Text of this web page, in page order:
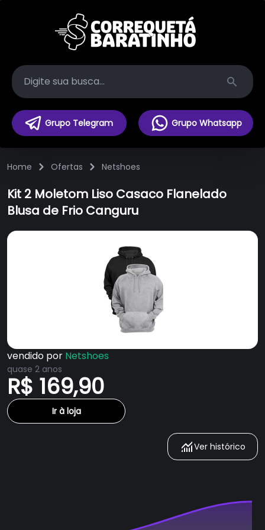
Search
Grupo Telegram Grupo Whatsapp
Home Ofertas Netshoes
Kit 2 Moletom Liso Casaco Flanelado
Blusa de Frio Canguru
vendido por Netshoes
quase 2 anos
R$ 169,90
Ir à loja
Ver histórico